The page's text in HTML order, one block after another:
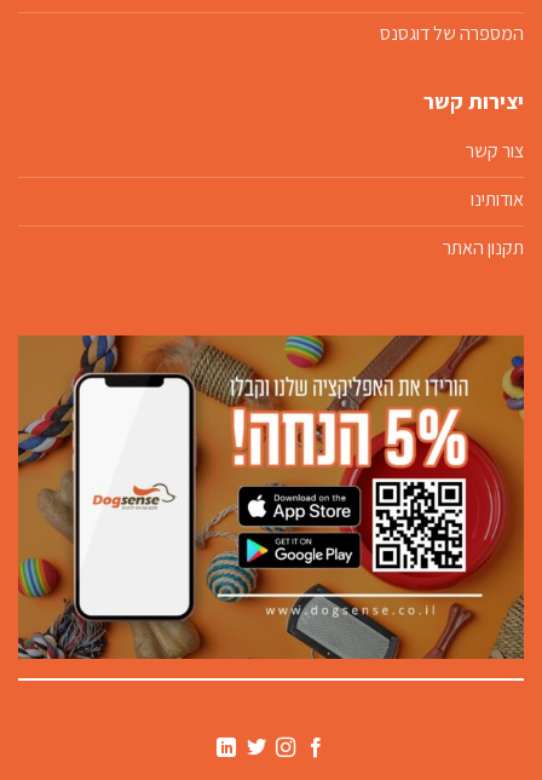
המספרה של דוגסנס
יצירות קשר
צור קשר
אודותינו
תקנון האתר